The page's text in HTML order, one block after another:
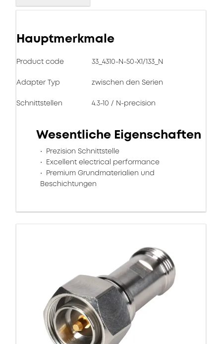
Hauptmerkmale
Product code 33_4310-N-50-X1/133_N
Adapter Typ zwischen den Serien
Schnittstellen 4.3-10 / N-precision
Wesentliche Eigenschaften
Prezision Schnittstelle
Excellent electrical performance
Premium Grundmaterialien und
Beschichtungen